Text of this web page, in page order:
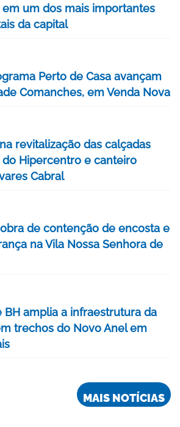
um dos mais importantes
da capital
Perto de Casa avançam
Comanches, em Venda Nova
revitalização das calçadas
Hipercentro e canteiro
Cabral
de contenção de encosta e
na Vila Nossa Senhora de
BH amplia a infraestrutura da
trechos do Novo Anel em
MAIS NOTÍCIAS